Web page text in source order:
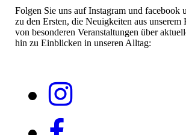
Folgen Sie uns auf Instagram und facebook
zu den Ersten, die Neuigkeiten aus unserem
von besonderen Veranstaltungen über
hin zu Einblicken in unseren Alltag: